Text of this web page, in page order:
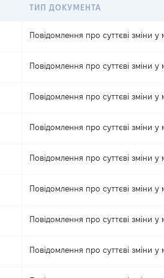
ТИП ДОКУМЕНТА
Повідомлення про суттєві зміни y
Повідомлення про суттєві зміни y
Повідомлення про суттєві зміни y
Повідомлення про суттєві зміни y
Повідомлення про суттєві зміни y
Повідомлення про суттєві зміни y
Повідомлення про суттєві зміни y
Повідомлення про суттєві зміни y